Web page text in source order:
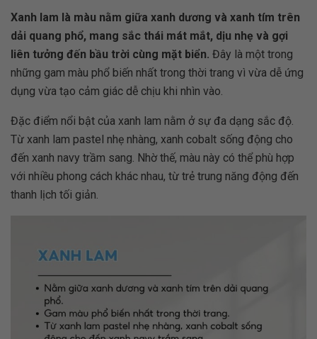
Xanh lam là màu nằm giữa xanh dương và xanh tím trên
dải quang phổ, mang sắc thái mát mắt, dịu nhẹ và gợi
liên tưởng đến bầu trời cùng mặt biển. Đây là một trong
những gam màu phổ biến nhất trong thời trang vì vừa dễ ứng
dụng vừa tạo cảm giác dễ chịu khi nhìn vào.
Đặc điểm nổi bật của xanh lam nằm ở sự đa dạng sắc độ.
Từ xanh lam pastel nhẹ nhàng, xanh cobalt sống động cho
đến xanh navy trầm sang. Nhờ thế, màu này có thể phù hợp
với nhiều phong cách khác nhau, từ trẻ trung năng động đến
thanh lịch tối giản.